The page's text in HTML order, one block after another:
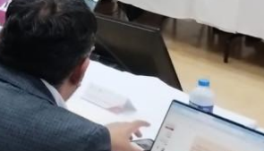
A TRAVÉS DEL 073 DURANTE JULIO
a Valle Soleado
el mes de las personas adultas mayores
PARA EL CICLO AGOSTO-
de la UAT
programa Subsidio del Agua